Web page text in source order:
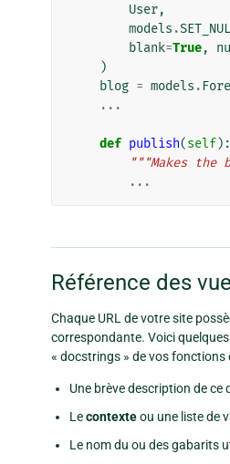
User,
models .
blank=True,
)
blog = models .
...
def publish(self):
"""Makes
...
Référence des
Chaque URL de votre site
correspondante. Voici
« docstrings » de vos fonctions
Une brève description de ce
Lecontexteou une liste de
Le nom du ou des gabarits